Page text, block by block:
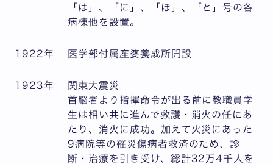
「は」、「に」、「ほ」、「と」号の各
病棟他を設置。
1922年 医学部付属産婆養成所開設
1923年
関東大震災
首脳者より指揮命令が出る前に教職員学
生は相い共に進んで救護・消火の任にあ
たり、消火に成功。加えて火災にあった
9病院等の罹災傷病者救済のため、診
断・治療を引き受け、総計32万4千人を